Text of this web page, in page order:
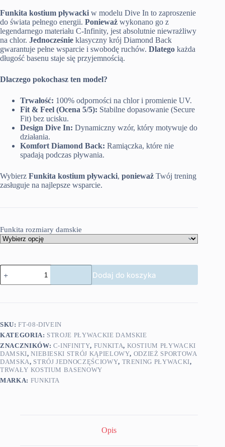
Funkita kostium pływacki w modelu Dive In to zaproszenie
do świata pełnego energii. Ponieważ wykonano go z
legendarnego materiału C-Infinity, jest absolutnie niewrażliwy
na chlor. Jednocześnie klasyczny krój Diamond Back
gwarantuje pełne wsparcie i swobodę ruchów. Dlatego każda
długość basenu staje się przyjemnością.
Dlaczego pokochasz ten model?
Trwałość: 100% odporności na chlor i promienie UV.
Fit & Feel (Ocena 5/5): Stabilne dopasowanie (Secure
Fit) bez ucisku.
Design Dive In: Dynamiczny wzór, który motywuje do
działania.
Komfort Diamond Back: Ramiączka, które nie
spadają podczas pływania.
Wybierz Funkita kostium pływacki, ponieważ Twój trening
zasługuje na najlepsze wsparcie.
Funkita rozmiary damskie
ilość
Funkita
kostium
Dodaj do koszyka
SKU:FT-08-DIVEIN
KATEGORIA: STROJE PŁYWACKIE DAMSKIE
ZNACZNIKÓW: C-INFINITY, FUNKITA, KOSTIUM PŁYWACKI
DAMSKI,NIEBIESKI STRÓJ KĄPIELOWY, ODZIEŻ SPORTOWA
DAMSKA, STRÓJ JEDNOCZĘŚCIOWY, TRENING PŁYWACKI,
TRWAŁY KOSTIUM BASENOWY
MARKA: FUNKITA
Opis